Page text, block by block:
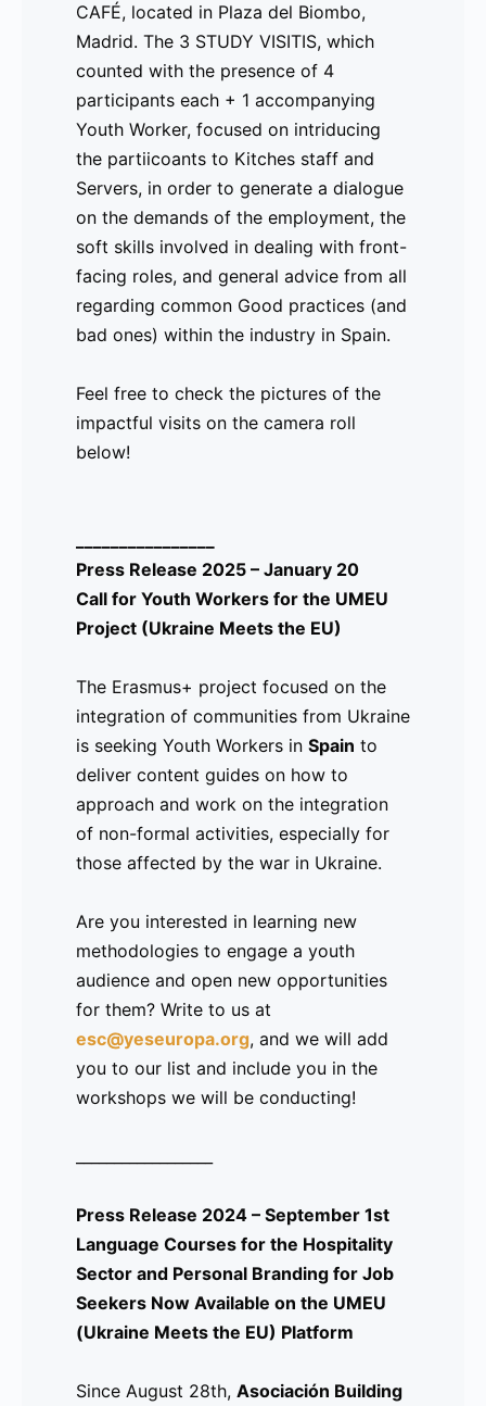
CAFÉ, located in Plaza del Biombo,
Madrid. The 3 STUDY VISITIS, which
counted with the presence of 4
participants each + 1 accompanying
Youth Worker, focused on intriducing
the partiicoants to Kitches staff and
Servers, in order to generate a dialogue
on the demands of the employment, the
soft skills involved in dealing with front-
facing roles, and general advice from all
regarding common Good practices (and
bad ones) within the industry in Spain.
Feel free to check the pictures of the
impactful visits on the camera roll
below!
Press Release 2025 – January 20
Call for Youth Workers for the UMEU
Project (Ukraine Meets the EU)
The Erasmus+ project focused on the
integration of communities from Ukraine
is seeking Youth Workers in Spain to
deliver content guides on how to
approach and work on the integration
of non-formal activities, especially for
those affected by the war in Ukraine.
Are you interested in learning new
methodologies to engage a youth
audience and open new opportunities
for them? Write to us at
esc@yeseuropa.org, and we will add
you to our list and include you in the
workshops we will be conducting!
Press Release 2024 – September 1st
Language Courses for the Hospitality
Sector and Personal Branding for Job
Seekers Now Available on the UMEU
(Ukraine Meets the EU) Platform
Since August 28th, Asociación Building
guerra en Ucrania.
¿Te interesa aprender metodologías nuevas
puede abrir a nuevas oportunidades?
nuestro listado y te incluiremos en el los talleres
-
-
-
-
-
-
-
-
-
-
-
-
-
-
-
-
-
-
-
-
-
-
-
-
-
Comunicado
de Prensa
2024 – 01
de
septiembre
Cursos de
idioma para
hostelero y
Marca
Personal
busca de
Trabajo ya
están
abiertos en
plataforma
de UMEU
(Ukraine
Meets the
EU)
Desde el pasado
28 de agosto, la
plataforma de
aprendizaje de
Asociación Building
Bridges/YesEuropa,
YesEuropa
los cursos de
idioma para el
Español), así como
el curso de Marca
personal, el cual
consiste en
busqueda de
empleo, trabajo
sobre la huella
digital, y
construcción de
CVs para la era
digital.
No dejes de
https://
------------------------------
Comunicado de prensa 2023 – 20 de
octubre
the EU)
Un proyecto de Erasmus+ dirigido a la
integración de comunidades de
personas de Ucrania y a ayudar a cerrar
idioma dentro de los principales